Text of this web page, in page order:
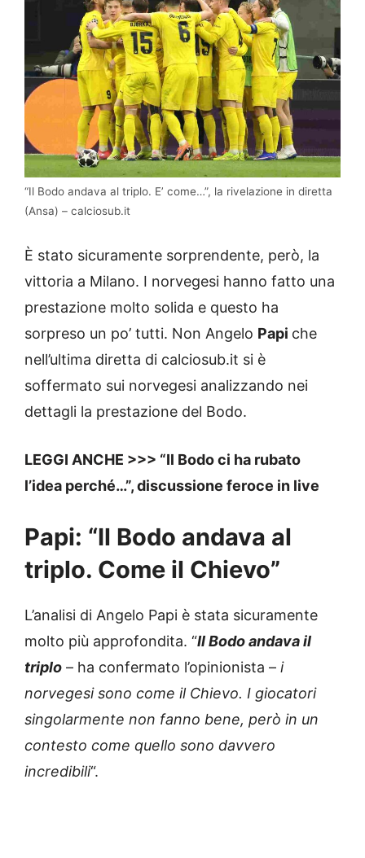
“Il Bodo andava al triplo. E’ come…”, la rivelazione in diretta
(Ansa) – calciosub.it
È stato sicuramente sorprendente, però, la
vittoria a Milano. I norvegesi hanno fatto una
prestazione molto solida e questo ha
sorpreso un po’ tutti. Non Angelo Papi che
nell’ultima diretta di calciosub.it si è
soffermato sui norvegesi analizzando nei
dettagli la prestazione del Bodo.
LEGGI ANCHE >>> “Il Bodo ci ha rubato
l’idea perché…”, discussione feroce in live
Papi: “Il Bodo andava al
triplo. Come il Chievo”
L’analisi di Angelo Papi è stata sicuramente
molto più approfondita. “Il Bodo andava il
triplo – ha confermato l’opinionista – i
norvegesi sono come il Chievo. I giocatori
singolarmente non fanno bene, però in un
contesto come quello sono davvero
incredibili“.